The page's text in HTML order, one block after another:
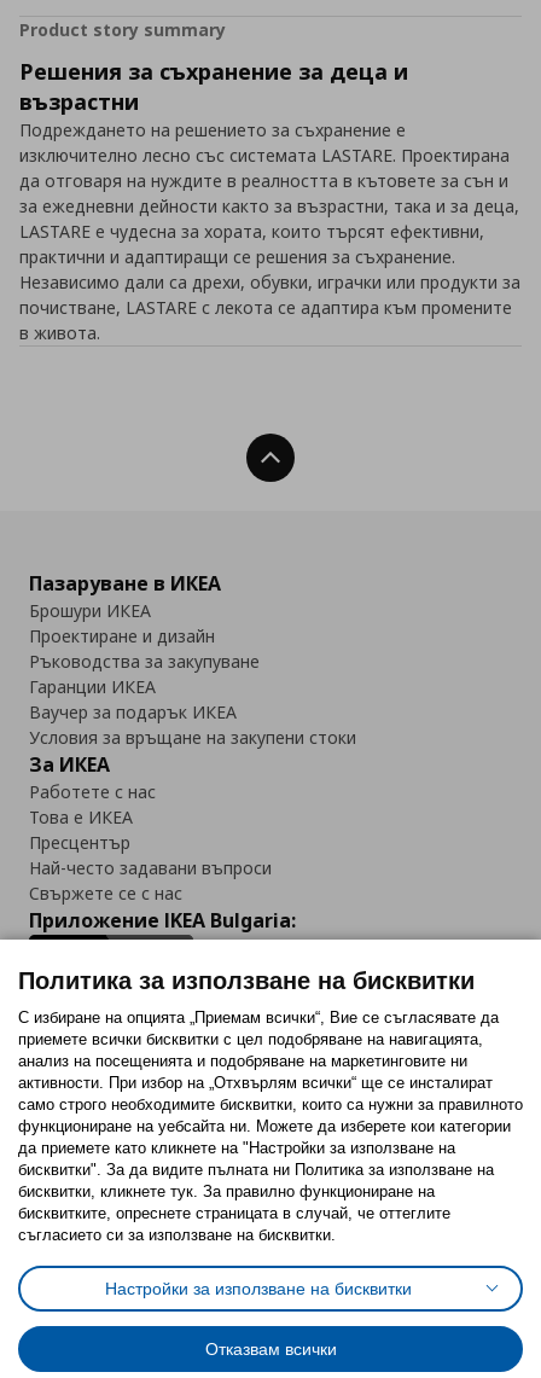
Product story summary
Решения за съхранение за деца и
възрастни
Подреждането на решението за съхранение е
изключително лесно със системата LASTARE. Проектирана
да отговаря на нуждите в реалността в кътовете за сън и
за ежедневни дейности както за възрастни, така и за деца,
LASTARE е чудесна за хората, които търсят ефективни,
практични и адаптиращи се решения за съхранение.
Независимо дали са дрехи, обувки, играчки или продукти за
почистване, LASTARE с лекота се адаптира към промените
в живота.
Нагоре
Пазаруване в ИКЕА
Брошури ИКЕА
Проектиране и дизайн
Ръководства за закупуване
Гаранции ИКЕА
Ваучер за подарък ИКЕА
Условия за връщане на закупени стоки
За ИКЕА
Работете с нас
Това е ИКЕА
Пресцентър
Най-често задавани въпроси
Свържете се с нас
Приложение IKEA Bulgaria:
Последвайте ни:
FacebookTwitterYoutubePinterestInstagram
Политика за използване на бисквитки (Cookies)
Избор на настройки за използване на бисквитки
Условия за ползване на ikea.bgОбща политика за личните данни
Политика за защита на личните данни на ikea.bg
Общи условия на програма IKEA Family
Политика за защита на лични данни на програма IKEA Family
Политика за използване на бисквитки
С избиране на опцията „Приемам всички“, Вие се съгласявате да
приемете всички бисквитки с цел подобряване на навигацията,
анализ на посещенията и подобряване на маркетинговите ни
активности. При избор на „Отхвърлям всички“ ще се инсталират
само строго необходимитe бисквитки, които са нужни за правилното
функциониране на уебсайта ни. Можете да изберете кои категории
да приемете като кликнете на "Настройки за използване на
бисквитки". За да видите пълната ни Политика за използване на
бисквитки, кликнете тук. За правилно функциониране на
бисквитките, опреснете страницата в случай, че оттеглите
съгласието си за използване на бисквитки.
Настройки за използване на бисквитки
Отказвам всички